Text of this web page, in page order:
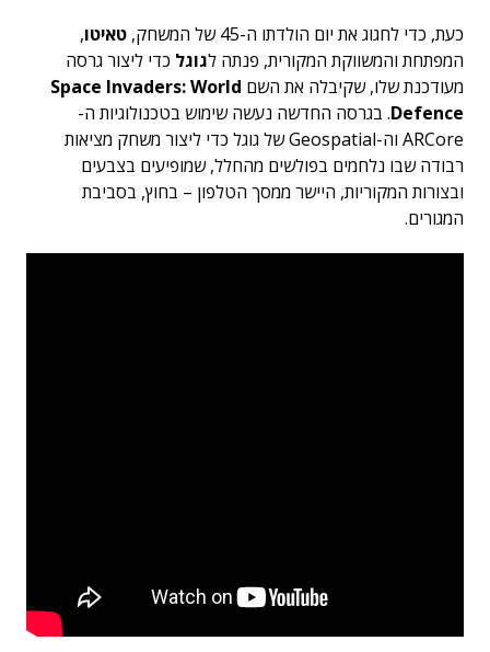
כעת, כדי לחגוג את יום הולדתו ה-45 של המשחק,
טאיטו,
המפתחת והמשווקת המקורית, פנתה לגוגל כדי ליצור גרסה
מעודכנת שלו, שקיבלה את השם Space Invaders: World
Defence. בגרסה החדשה נעשה שימוש בטכנולוגיות ה-
ARCore וה-Geospatial של גוגל כדי ליצור משחק מציאות
רבודה שבו נלחמים בפולשים מהחלל, שמופיעים בצבעים
ובצורות המקוריות, היישר ממסך הטלפון – בחוץ, בסביבת
המגורים.